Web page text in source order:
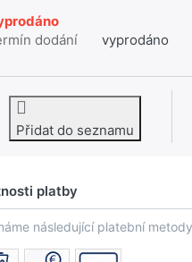
dodání
vyprodáno
Přidat do seznamu
platby
následující platební metody